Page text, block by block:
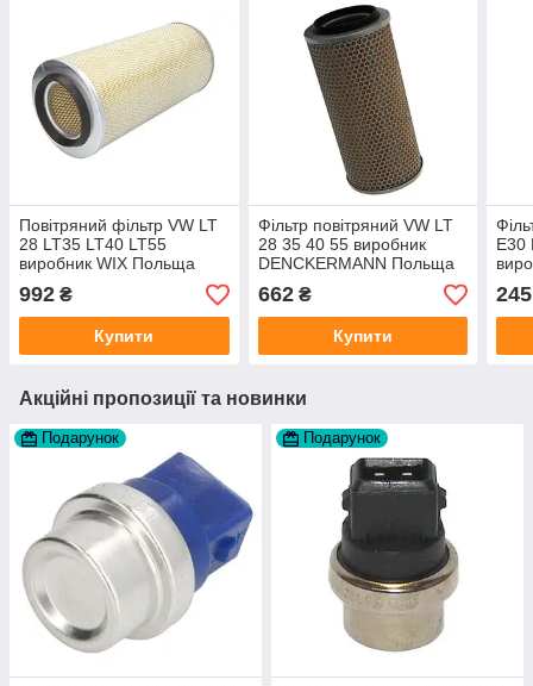
Повітряний фільтр VW LT
28 LT35 LT40 LT55
виробник WIX Польща
992 ₴
Купити
Фільтр повітряний VW LT
28 35 40 55 виробник
DENCKERMANN Польща
662₴
Купити
E30
245
Акційні пропозиції та новинки
Подарунок Подарунок